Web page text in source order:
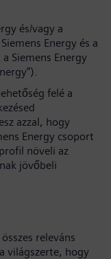
és/vagy a
Energy és a
Siemens Energy
felé a
azzal, hogy
Energy csoport
növeli az
jövőbeli
releváns
világszerte, hogy